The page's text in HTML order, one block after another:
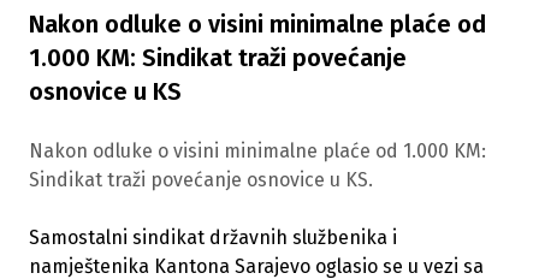
Nakon odluke o visini minimalne plaće od
1.000 KM: Sindikat traži povećanje
osnovice u KS
Nakon odluke o visini minimalne plaće od 1.000 KM:
Sindikat traži povećanje osnovice u KS.
Samostalni sindikat državnih službenika i
namještenika Kantona Sarajevo oglasio se u vezi sa